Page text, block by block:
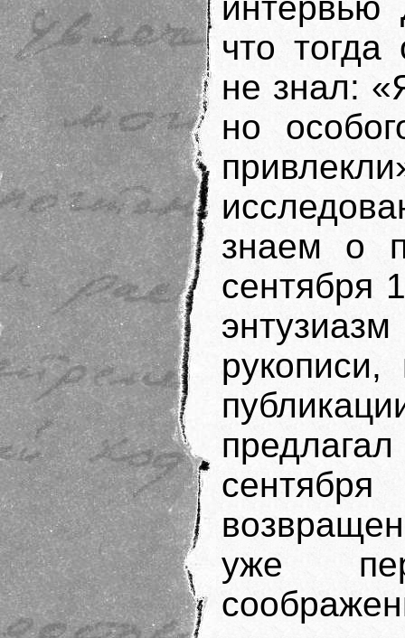
интервью
что
не знал:
но
знаем о
сентября
уже